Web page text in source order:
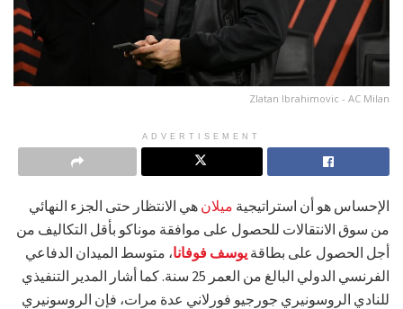
Zlatan Ibrahimovic - AC Milan
ADVERTISEMENT
الإحساس هو أن استراتيجية ميلان هي الانتظار حتى الجزء النهائي
من سوق الانتقالات للحصول على موافقة موناكو بأقل التكاليف من
أجل الحصول على بطاقة يوسف فوفانا، متوسط الميدان الدفاعي
الفرنسي الدولي البالغ من العمر 25 سنة. كما أشار المدير التنفيذي
للنادي الروسونيري جورجيو فورلاني عدة مرات، فإن الروسونيري